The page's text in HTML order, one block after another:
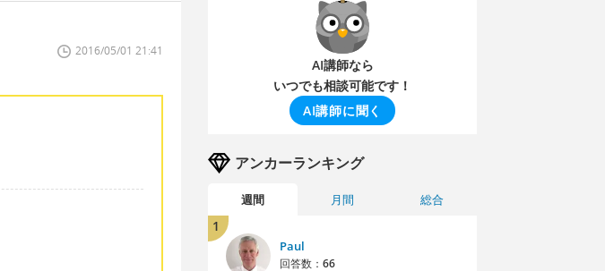
2016/05/01 21:41
AI講師なら
いつでも相談可能です！
AI講師に聞く
アンカーランキング
週間 月間 総合
1
Paul
回答数： 66